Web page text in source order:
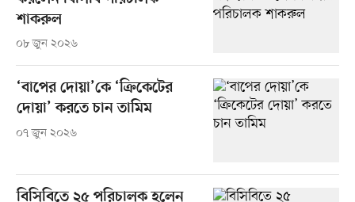
শাকরুল
০৮ জুন ২০২৬
‘বাপের দোয়া’কে ‘ক্রিকেটের
দোয়া’ করতে চান তামিম
০৭ জুন ২০২৬
বিসিবিতে ২৫ পরিচালক হলেন